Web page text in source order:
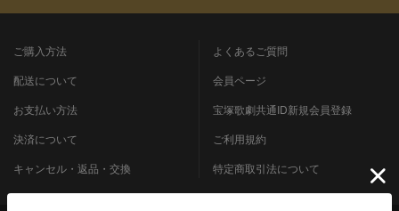
ご購入方法
配送について
お支払い方法
決済について
キャンセル・返品・交換
よくあるご質問
会員ページ
宝塚歌劇共通ID新規会員登録
ご利用規約
特定商取引法について